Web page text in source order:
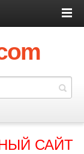
САЙТ